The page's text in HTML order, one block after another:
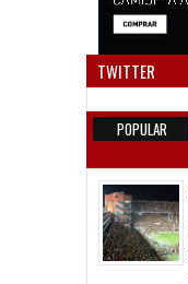
TWITTER
POPULAR